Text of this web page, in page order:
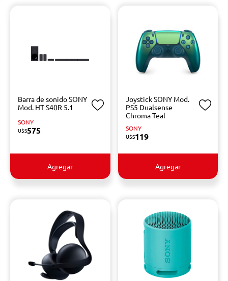
Barra de sonido SONY
Mod. HT S40R 5.1
SONY
U$S575
Agregar
Joystick SONY Mod.
PS5 Dualsense
Chroma Teal
SONY
U$S119
Agregar